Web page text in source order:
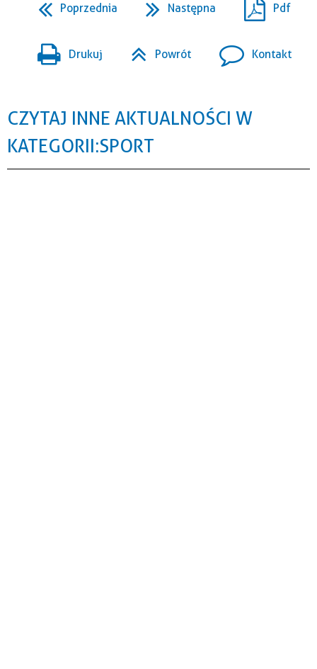
Poprzednia Następna Pdf
Drukuj Powrót Kontakt
CZYTAJ INNE AKTUALNOŚCI W
KATEGORII: SPORT